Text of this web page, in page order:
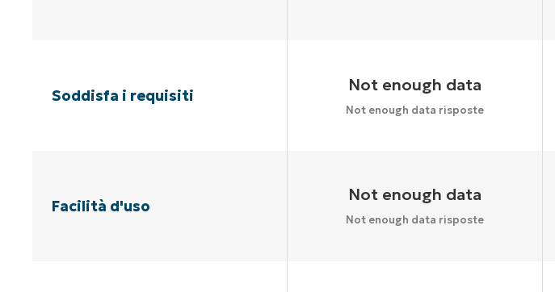
Soddisfa i requisiti
Not enough data
Not enough data risposte
Facilità d'uso
Not enough data
Not enough data risposte